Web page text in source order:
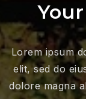
Lorem ipsum
elit, sed do
dolore magna